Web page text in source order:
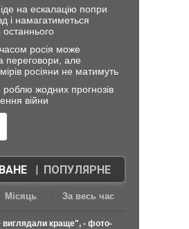
на ескалацію попри
і намагатиметься
росія може
переговори, але
росіяни не матимуть
жодних прогнозів
війни
| ПОПУЛЯРНЕ
Місяць За весь час
виглядали краще", - фото-